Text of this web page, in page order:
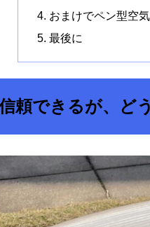
おまけでペン型空
最後に
頼できるが、ど